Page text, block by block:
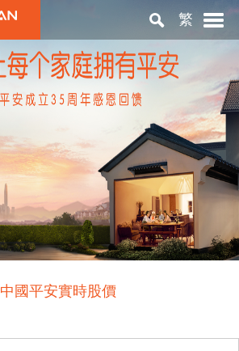
繁
中國平安實時股價
關於平安
投資者關係
ESG